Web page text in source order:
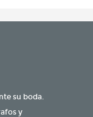
su boda.
y